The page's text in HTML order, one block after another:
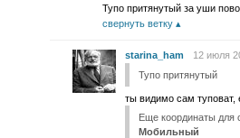
Тупо притянутый за уши
свернуть ветку
starina_ham
12 июля
Тупо притянутый
ты видимо сам
Еще координаты для
Мобильный